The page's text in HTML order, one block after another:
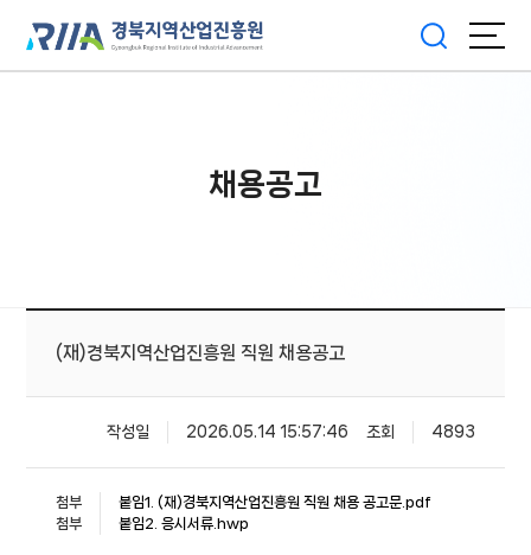
채용공고
(재)경북지역산업진흥원 직원 채용공고
작성일 2026.05.14 15:57:46 조회 4893
첨부
붙임1. (재)경북지역산업진흥원 직원 채용 공고문.pdf
첨부
붙임2. 응시서류.hwp